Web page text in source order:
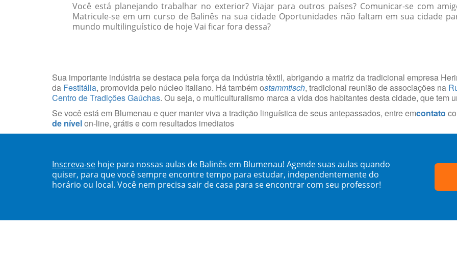
Você está planejando trabalhar no exterior? Viajar para outros países? Comunicar-se com
Matricule-se em um curso de Balinês na sua cidade Oportunidades não faltam em sua cidade
mundo multilinguístico de hoje Vai ficar fora dessa?
Sua importante indústria se destaca pela força da indústria têxtil, abrigando a matriz da tradicional empresa
da Festitália, promovida pelo núcleo italiano. Há também ostammtisch, tradicional reunião de associações na
Centro de Tradições Gaúchas. Ou seja, o multiculturalismo marca a vida dos habitantes desta cidade, que tem
Se você está em Blumenau e quer manter viva a tradição linguística de seus antepassados, entre emcontato
de nívelon-line, grátis e com resultados imediatos
Inscreva-se hoje para nossas aulas de Balinês em Blumenau! Agende suas aulas quando
quiser, para que você sempre encontre tempo para estudar, independentemente do
horário ou local. Você nem precisa sair de casa para se encontrar com seu professor!